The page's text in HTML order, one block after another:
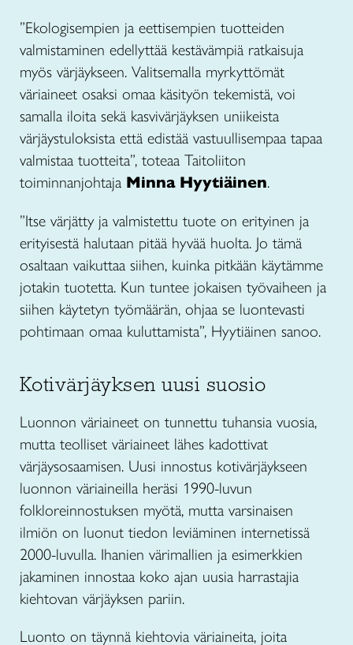
”Ekologisempien ja eettisempien tuotteiden
valmistaminen edellyttää kestävämpiä ratkaisuja
myös värjäykseen. Valitsemalla myrkyttömät
väriaineet osaksi omaa käsityön tekemistä, voi
samalla iloita sekä kasvivärjäyksen uniikeista
värjäystuloksista että edistää vastuullisempaa tapaa
valmistaa tuotteita”, toteaa Taitoliiton
toiminnanjohtaja Minna Hyytiäinen.
”Itse värjätty ja valmistettu tuote on erityinen ja
erityisestä halutaan pitää hyvää huolta. Jo tämä
osaltaan vaikuttaa siihen, kuinka pitkään käytämme
jotakin tuotetta. Kun tuntee jokaisen työvaiheen ja
siihen käytetyn työmäärän, ohjaa se luontevasti
pohtimaan omaa kuluttamista”, Hyytiäinen sanoo.
Kotivärjäyksen uusi suosio
Luonnon väriaineet on tunnettu tuhansia vuosia,
mutta teolliset väriaineet lähes kadottivat
värjäysosaamisen. Uusi innostus kotivärjäykseen
luonnon väriaineilla heräsi 1990-luvun
folkloreinnostuksen myötä, mutta varsinaisen
ilmiön on luonut tiedon leviäminen internetissä
2000-luvulla. Ihanien värimallien ja esimerkkien
jakaminen innostaa koko ajan uusia harrastajia
kiehtovan värjäyksen pariin.
Luonto on täynnä kiehtovia väriaineita, joita